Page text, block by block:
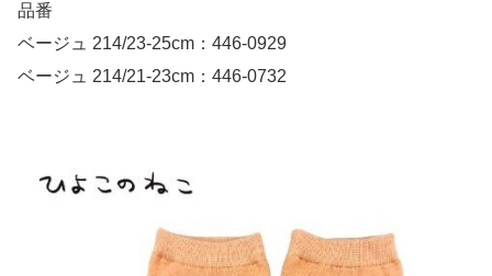
品番
ベージュ 214/23-25cm：446-0929
ベージュ 214/21-23cm：446-0732